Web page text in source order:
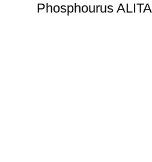
محلول فسفر آلیتا Phosphourus ALITA